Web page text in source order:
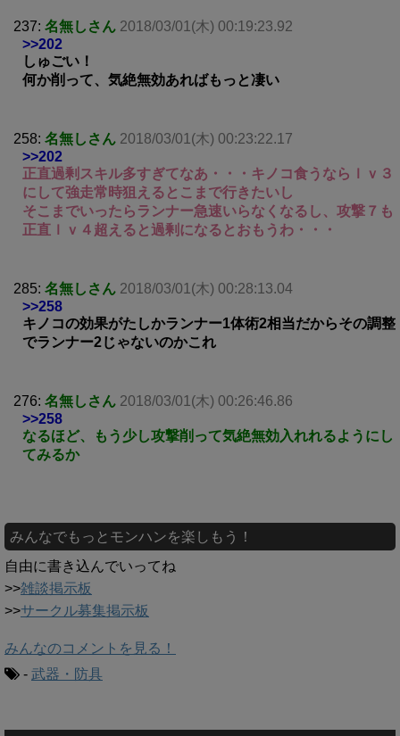
237: 名無しさん 2018/03/01(木) 00:19:23.92
>>202
しゅごい！
何か削って、気絶無効あればもっと凄い
258: 名無しさん 2018/03/01(木) 00:23:22.17
>>202
正直過剰スキル多すぎてなあ・・・キノコ食うならｌｖ３
にして強走常時狙えるとこまで行きたいし
そこまでいったらランナー急速いらなくなるし、攻撃７も
正直ｌｖ４超えると過剰になるとおもうわ・・・
285: 名無しさん 2018/03/01(木) 00:28:13.04
>>258
キノコの効果がたしかランナー1体術2相当だからその調整
でランナー2じゃないのかこれ
276: 名無しさん 2018/03/01(木) 00:26:46.86
>>258
なるほど、もう少し攻撃削って気絶無効入れれるようにし
てみるか
みんなでもっとモンハンを楽しもう！
自由に書き込んでいってね
>>雑談掲示板
>>サークル募集掲示板
みんなのコメントを見る！
- 武器・防具